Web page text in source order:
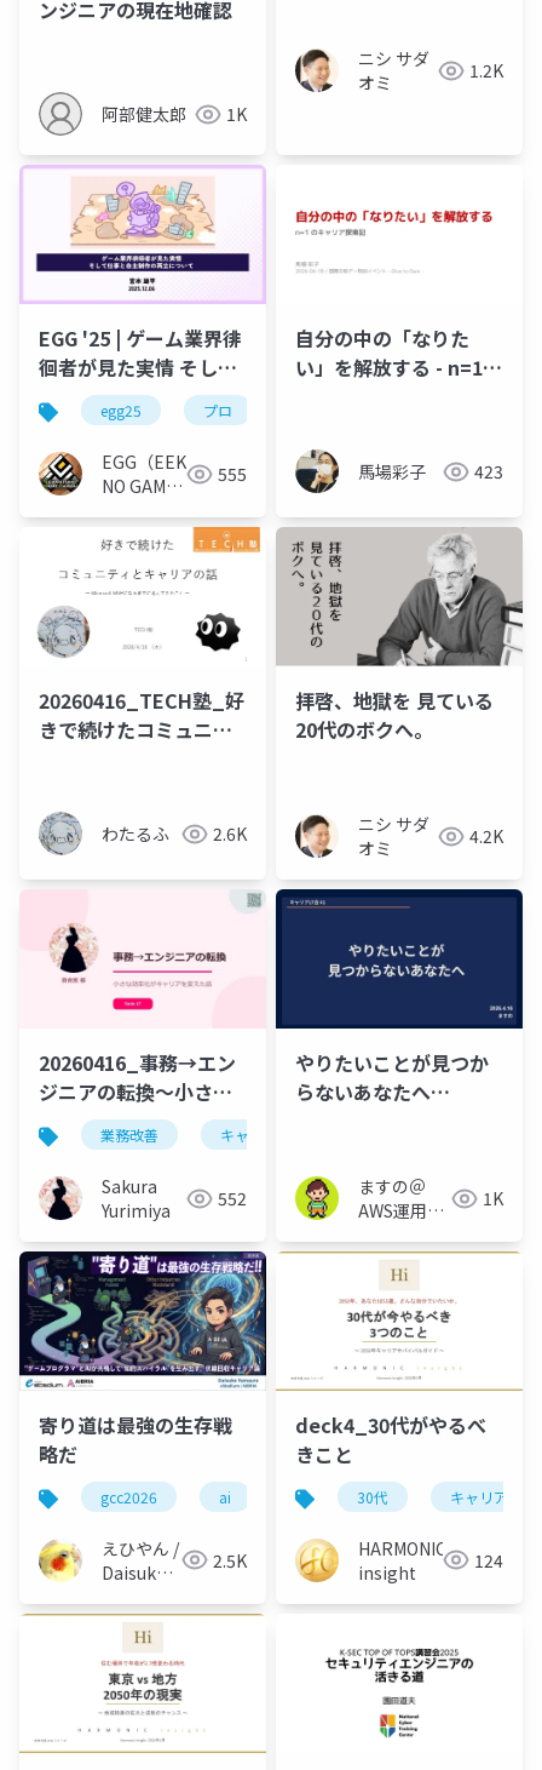
ンジニアの現在地確認
阿部健太郎 1K
ニシ サダ
オミ
1.2K
EGG '25 | ゲーム業界徘
徊者が見た実情 そして
仕事と自主制作の両立
について
egg25 プロ
EGG（EEKANJI
NO GAME
555
自分の中の「なりた
い」を解放する - n=1
馬場彩子 423
20260416_TECH塾_好
きで続けたコミュニテ
わたるふ 2.6K
拝啓、地獄を 見ている
20代のボクへ。
ニシ サダ
オミ
4.2K
20260416_事務→エン
ジニアの転換～小さな
効率化がキャリアを変
えた話～
業務改善 キャリア
Sakura
Yurimiya
552
やりたいことが見つか
らないあなたへ
ますの＠
AWS運用保
1K
寄り道は最強の生存戦
略だ
gcc2026 ai キャリア コンテキスト
えひやん /
Daisuke
2.5K
deck4_30代がやるべ
きこと
30代 キャリア
HARMONIC
insight
124